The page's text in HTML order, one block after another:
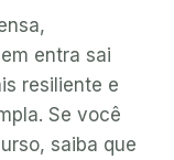
entra sai
resiliente e
Se você
saiba que